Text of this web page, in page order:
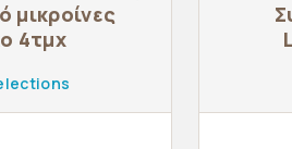
μικροίνες
4τμχ